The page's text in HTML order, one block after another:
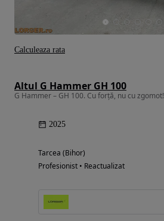
Altul G Hammer GH 100
G Hammer – GH 100. Cu forță, nu cu zgomot!
2025
Tarcea (Bihor)
Profesionist • Reactualizat
Calculeaza rata